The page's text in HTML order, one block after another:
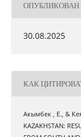
ОПУБЛИКОВАН
30.08.2025
КАК
Акымбек , Е., &
KAZAKHSTAN: